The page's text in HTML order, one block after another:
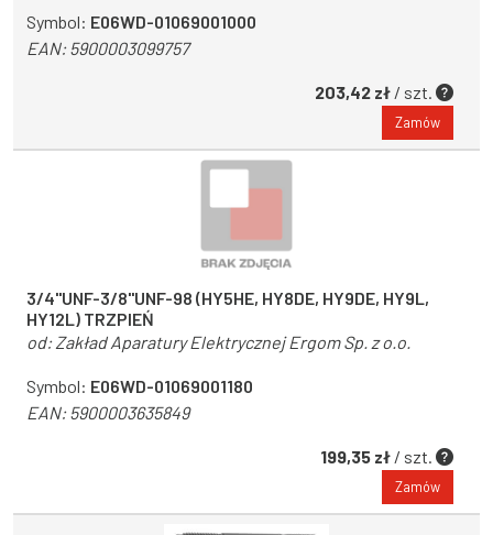
Symbol: E06WD-01069001000
EAN:5900003099757
203,42 zł / szt.
Zamów
3/4"UNF-3/8"UNF-98 (HY5HE, HY8DE, HY9DE, HY9L,
HY12L) TRZPIEŃ
od: Zakład Aparatury Elektrycznej Ergom Sp. z o.o.
Symbol: E06WD-01069001180
EAN:5900003635849
199,35 zł / szt.
Zamów